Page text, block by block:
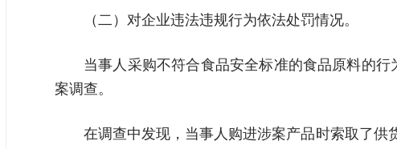
（二）对企业违法违规行为依法处罚情况。
当事人采购不符合食品安全标准的食品原料的
案调查。
在调查中发现，当事人购进涉案产品时索取了